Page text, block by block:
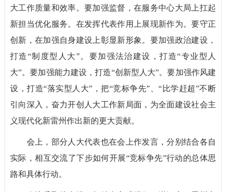
大工作质量和效率。要加强监督，在服务中心大局上扛起
新担当优化服务。在发挥代表作用上展现新作为。要守正
创新，在加强自身建设上彰显新形象。要加强政治建设，
打造“制度型人大”。要加强法治建设，打造“专业型人
大”。要加强能力建设，打造“创新型人大”。要加强作风建
设，打造“落实型人大”，把“竞标争先”、“比学赶超”不断
引向深入，奋力开创人大工作新局面，为全面建设社会主
义现代化新雷州作出新的更大贡献。
会上，部分人大代表也在会上作发言，分别结合各自
实际，相互交流了下步如何开展“竞标争先”行动的总体思
路和具体行动。